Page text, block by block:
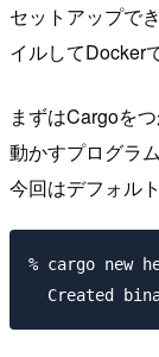
セットアップで
イルしてDocker
まずはCargoを
動かすプログラ
今回はデフォルト
% cargo new